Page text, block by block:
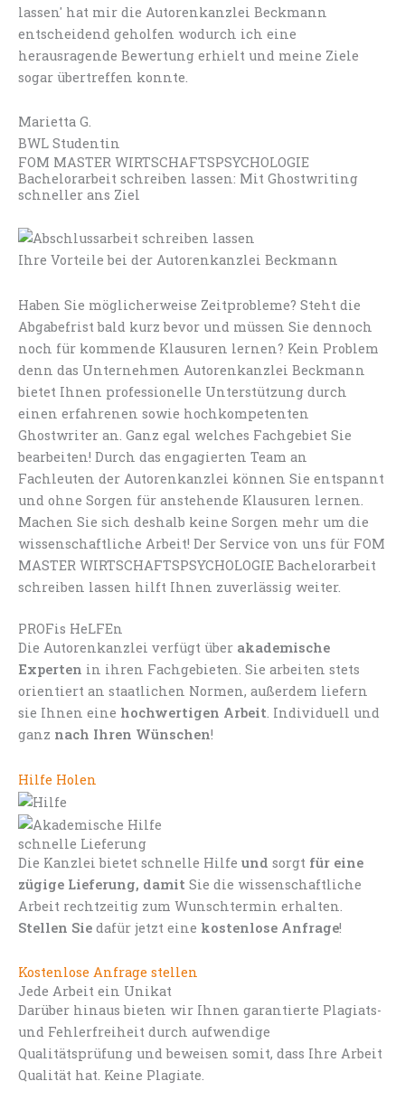
lassen' hat mir die Autorenkanzlei Beckmann
entscheidend geholfen wodurch ich eine
herausragende Bewertung erhielt und meine Ziele
sogar übertreffen konnte.
Marietta G.
BWL Studentin
FOM MASTER WIRTSCHAFTSPSYCHOLOGIE
Bachelorarbeit schreiben lassen: Mit Ghostwriting
schneller ans Ziel
Ihre Vorteile bei der Autorenkanzlei Beckmann
Haben Sie möglicherweise Zeitprobleme? Steht die
Abgabefrist bald kurz bevor und müssen Sie dennoch
noch für kommende Klausuren lernen? Kein Problem
denn das Unternehmen Autorenkanzlei Beckmann
bietet Ihnen professionelle Unterstützung durch
einen erfahrenen sowie hochkompetenten
Ghostwriter an. Ganz egal welches Fachgebiet Sie
bearbeiten! Durch das engagierten Team an
Fachleuten der Autorenkanzlei können Sie entspannt
und ohne Sorgen für anstehende Klausuren lernen.
Machen Sie sich deshalb keine Sorgen mehr um die
wissenschaftliche Arbeit! Der Service von uns für FOM
MASTER WIRTSCHAFTSPSYCHOLOGIE Bachelorarbeit
schreiben lassen hilft Ihnen zuverlässig weiter.
PROFis HeLFEn
Die Autorenkanzlei verfügt über akademische
Experten in ihren Fachgebieten. Sie arbeiten stets
orientiert an staatlichen Normen, außerdem liefern
sie Ihnen eine hochwertigen Arbeit. Individuell und
ganz nach Ihren Wünschen!
Hilfe Holen
schnelle Lieferung
Die Kanzlei bietet schnelle Hilfe und sorgt für eine
zügige Lieferung, damit Sie die wissenschaftliche
Arbeit rechtzeitig zum Wunschtermin erhalten.
Stellen Sie dafür jetzt eine kostenlose Anfrage!
Kostenlose Anfrage stellen
Jede Arbeit ein Unikat
Darüber hinaus bieten wir Ihnen garantierte Plagiats-
und Fehlerfreiheit durch aufwendige
Qualitätsprüfung und beweisen somit, dass Ihre Arbeit
Qualität hat. Keine Plagiate.